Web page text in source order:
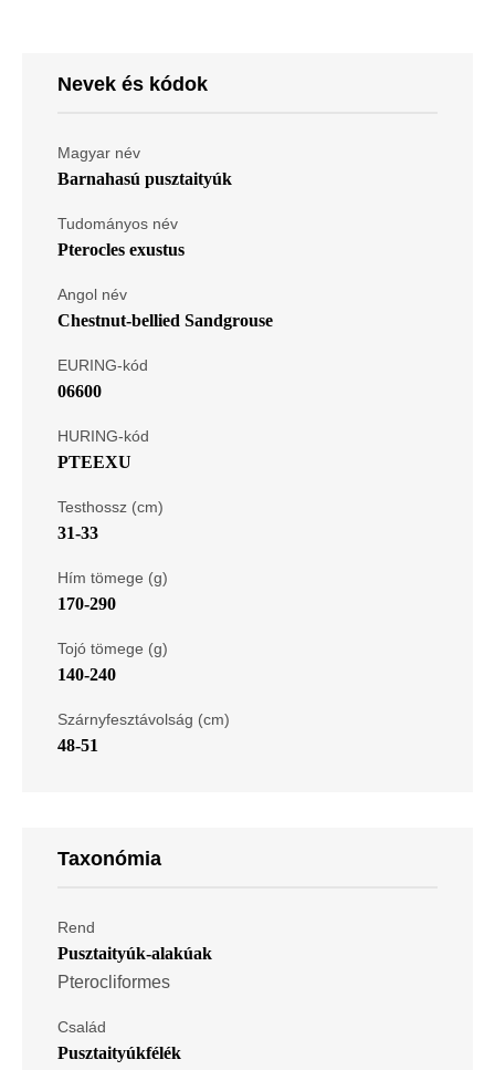
Nevek és kódok
Magyar név
Barnahasú pusztaityúk
Tudományos név
Pterocles exustus
Angol név
Chestnut-bellied Sandgrouse
EURING-kód
06600
HURING-kód
PTEEXU
Testhossz (cm)
31-33
Hím tömege (g)
170-290
Tojó tömege (g)
140-240
Szárnyfesztávolság (cm)
48-51
Taxonómia
Rend
Pusztaityúk-alakúak
Pterocliformes
Család
Pusztaityúkfélék